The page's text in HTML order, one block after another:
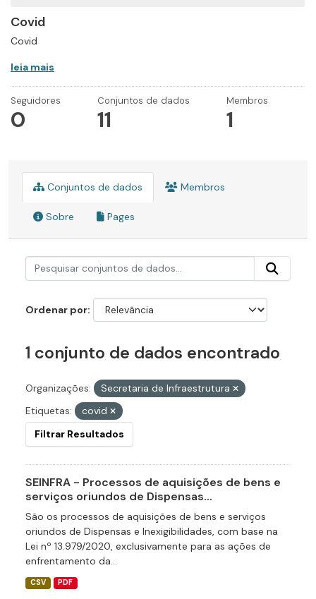
Covid
Covid
leia mais
Seguidores
0
Conjuntos de dados
11
Membros
1
Conjuntos de dados Membros
Sobre Pages
Ordenar por
1 conjunto de dados encontrado
Organizações:
Secretaria de Infraestrutura
Etiquetas:
covid
Filtrar Resultados
SEINFRA - Processos de aquisições de bens e
serviços oriundos de Dispensas...
São os processos de aquisições de bens e serviços
oriundos de Dispensas e Inexigibilidades, com base na
Lei nº 13.979/2020, exclusivamente para as ações de
enfrentamento da...
CSV PDF